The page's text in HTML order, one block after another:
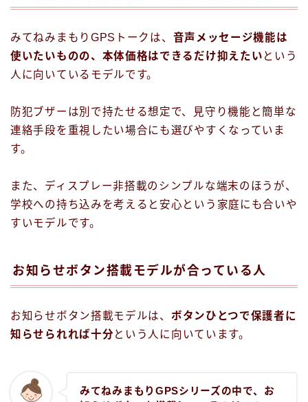
みてねみまもりGPSトークは、 音声メッセージ機能は
使いたいものの、本体価格はできるだけ抑えたい という
人に向いているモデルです。
防犯ブザーは別で持たせる想定で、見守り機能と簡単な
連絡手段を重視したい場合にも選びやすくなっていま
す。
また、ディスプレー非搭載のシンプルな端末のほうが、
学校への持ち込みを考えると安心という家庭にも合いや
すいモデルです。
お知らせボタン搭載モデルが合っている人
お知らせボタン搭載モデルは、 ボタンひとつで保護者に
知らせられれば十分 という人に向いています。
みてねみまもりGPSシリーズの中で、お